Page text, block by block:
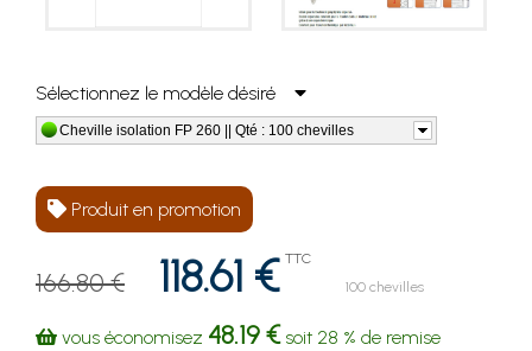
Sélectionnez le modèle désiré
Cheville isolation FP 260 || Qté : 100 chevilles
Produit en promotion
166.80 € 118.61 € TTC
100 chevilles
vous économisez 48.19 €soit 28 % de remise